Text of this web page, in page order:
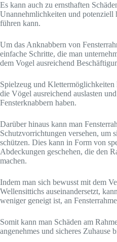
Es kann auch zu ernsthaften
Unannehmlichkeiten und potenziell
führen kann.
Um das Anknabbern von
einfache Schritte, die man
dem Vogel ausreichend
Spielzeug und Klettermöglichkeiten
die Vögel ausreichend auslasten
Fensterknabbern haben.
Darüber hinaus kann man
Schutzvorrichtungen versehen, um
schützen. Dies kann in Form von
Abdeckungen geschehen, die den
machen.
Indem man sich bewusst mit dem
Wellensittichs auseinandersetzt,
weniger geneigt ist, an
Somit kann man Schäden am
angenehmes und sicheres Zuhause